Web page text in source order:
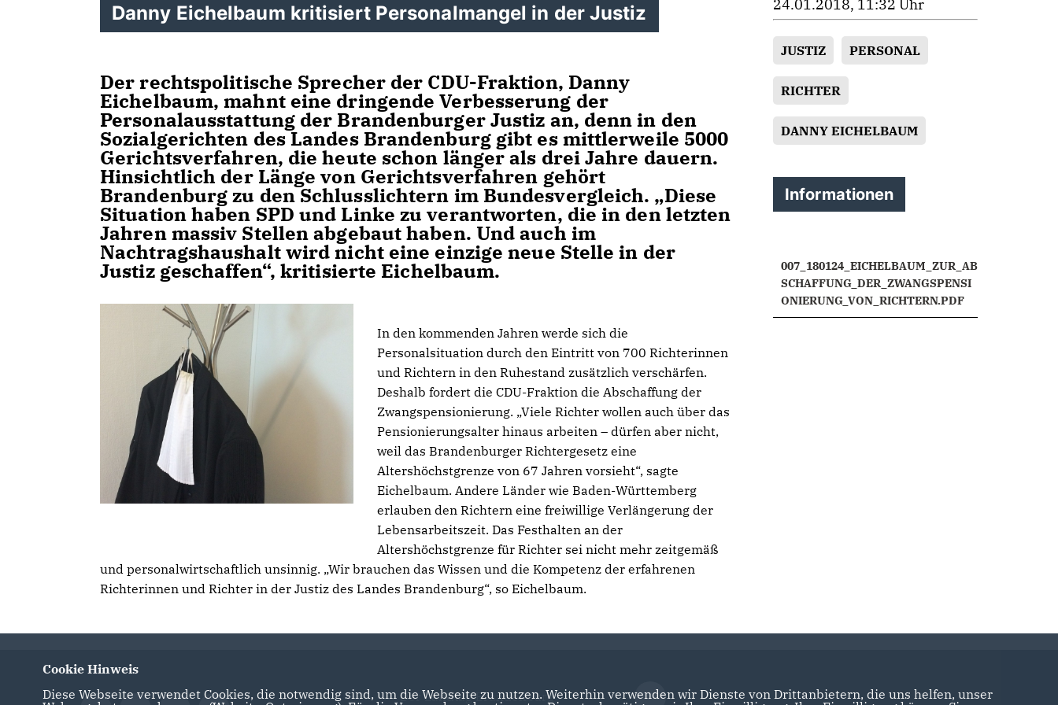
Danny Eichelbaum kritisiert Personalmangel in der Justiz
Der rechtspolitische Sprecher der CDU-Fraktion, Danny
Eichelbaum, mahnt eine dringende Verbesserung der
Personalausstattung der Brandenburger Justiz an, denn in den
Sozialgerichten des Landes Brandenburg gibt es mittlerweile 5000
Gerichtsverfahren, die heute schon länger als drei Jahre dauern.
Hinsichtlich der Länge von Gerichtsverfahren gehört
Brandenburg zu den Schlusslichtern im Bundesvergleich. „Diese
Situation haben SPD und Linke zu verantworten, die in den letzten
Jahren massiv Stellen abgebaut haben. Und auch im
Nachtragshaushalt wird nicht eine einzige neue Stelle in der
Justiz geschaffen“, kritisierte Eichelbaum.
In den kommenden Jahren werde sich die
Personalsituation durch den Eintritt von 700 Richterinnen
und Richtern in den Ruhestand zusätzlich verschärfen.
Deshalb fordert die CDU-Fraktion die Abschaffung der
Zwangspensionierung. „Viele Richter wollen auch über das
Pensionierungsalter hinaus arbeiten – dürfen aber nicht,
weil das Brandenburger Richtergesetz eine
Altershöchstgrenze von 67 Jahren vorsieht“, sagte
Eichelbaum. Andere Länder wie Baden-Württemberg
erlauben den Richtern eine freiwillige Verlängerung der
Lebensarbeitszeit. Das Festhalten an der
Altershöchstgrenze für Richter sei nicht mehr zeitgemäß
und personalwirtschaftlich unsinnig. „Wir brauchen das Wissen und die Kompetenz der erfahrenen
Richterinnen und Richter in der Justiz des Landes Brandenburg“, so Eichelbaum.
24.01.2018, 11:32 Uhr
JUSTIZ PERSONAL
RICHTER
DANNY EICHELBAUM
Informationen
007_180124_EICHELBAUM_ZUR_AB
SCHAFFUNG_DER_ZWANGSPENSI
ONIERUNG_VON_RICHTERN.PDF
Der Landtag Brandenburg
Cookie Hinweis
Diese Webseite verwendet Cookies, die notwendig sind, um die Webseite zu nutzen. Weiterhin verwenden wir Dienste von Drittanbietern, die uns helfen, unser